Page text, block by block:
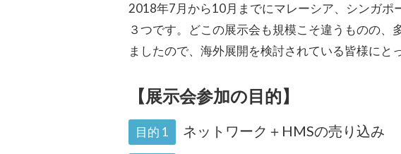
2018年7月から10月までにマレーシア、シンガ
３つです。どこの展示会も規模こそ違うものの
ましたので、海外展開を検討されている皆様にと
【展示会参加の目的】
目的 1 ネットワーク＋HMSの売り込み